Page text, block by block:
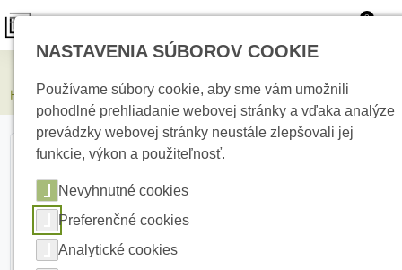
0
HIKVISION DS-KD-ACW2/S Príslušenstvo pre montáž na stenu
NASTAVENIA SÚBOROV COOKIE
Používame súbory cookie, aby sme vám umožnili
pohodlné prehliadanie webovej stránky a vďaka analýze
prevádzky webovej stránky neustále zlepšovali jej
funkcie, výkon a použiteľnosť.
Nevyhnutné cookies
Preferenčné cookies
Analytické cookies